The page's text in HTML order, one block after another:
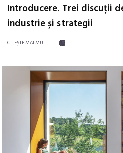
Introducere. Trei discuții
industrie și strategii
CITEŞTE MAI MULT